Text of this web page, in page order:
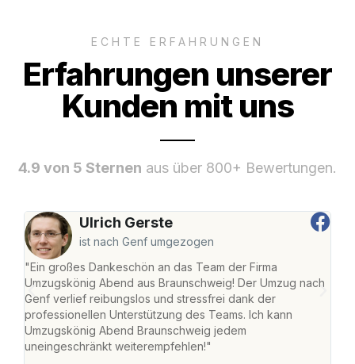
ECHTE ERFAHRUNGEN
Erfahrungen unserer
Kunden mit uns
4.9 von 5 Sternen aus über 800+ Bewertungen.
Ulrich Gerste
ist nach Genf umgezogen
"Ein großes Dankeschön an das Team der Firma
Umzugskönig Abend aus Braunschweig! Der Umzug nach
Genf verlief reibungslos und stressfrei dank der
professionellen Unterstützung des Teams. Ich kann
Umzugskönig Abend Braunschweig jedem
uneingeschränkt weiterempfehlen!"